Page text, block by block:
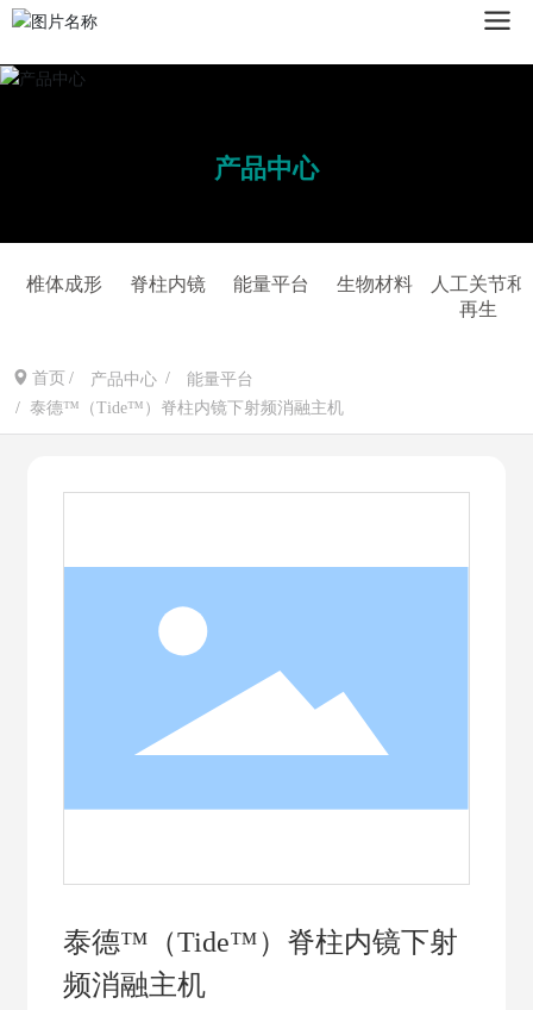
产品中心
椎体成形 脊柱内镜 能量平台 生物材料
人工关节和
再生
首页 产品中心
能量平台
泰德™（Tide™）脊柱内镜下射频消融主机
泰德™（Tide™）脊柱内镜下射
频消融主机